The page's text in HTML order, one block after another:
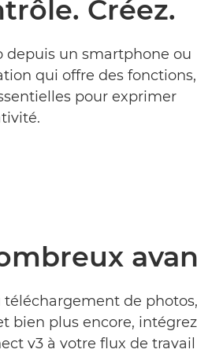
Créez.
depuis un smartphone ou
qui offre des fonctions,
pour exprimer
téléchargement de photos,
bien plus encore, intégrez
v3 à votre flux de travail